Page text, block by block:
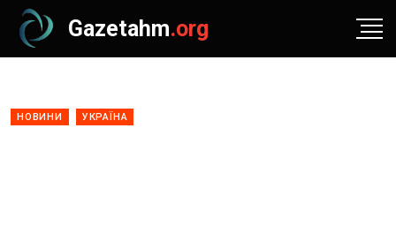
Gazetahm.org
НОВИНИ УКРАЇНА